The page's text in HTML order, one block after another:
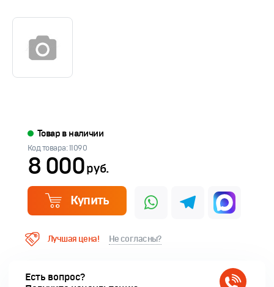
Товар в наличии
Код товара: 11090
8 000руб.
Купить
Лучшая цена! Не согласны?
Есть вопрос?